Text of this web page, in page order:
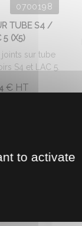
0700198
TUBE S4 /
5 (X5)
sur tube
S4 et LAC 5.
€HT
to activate